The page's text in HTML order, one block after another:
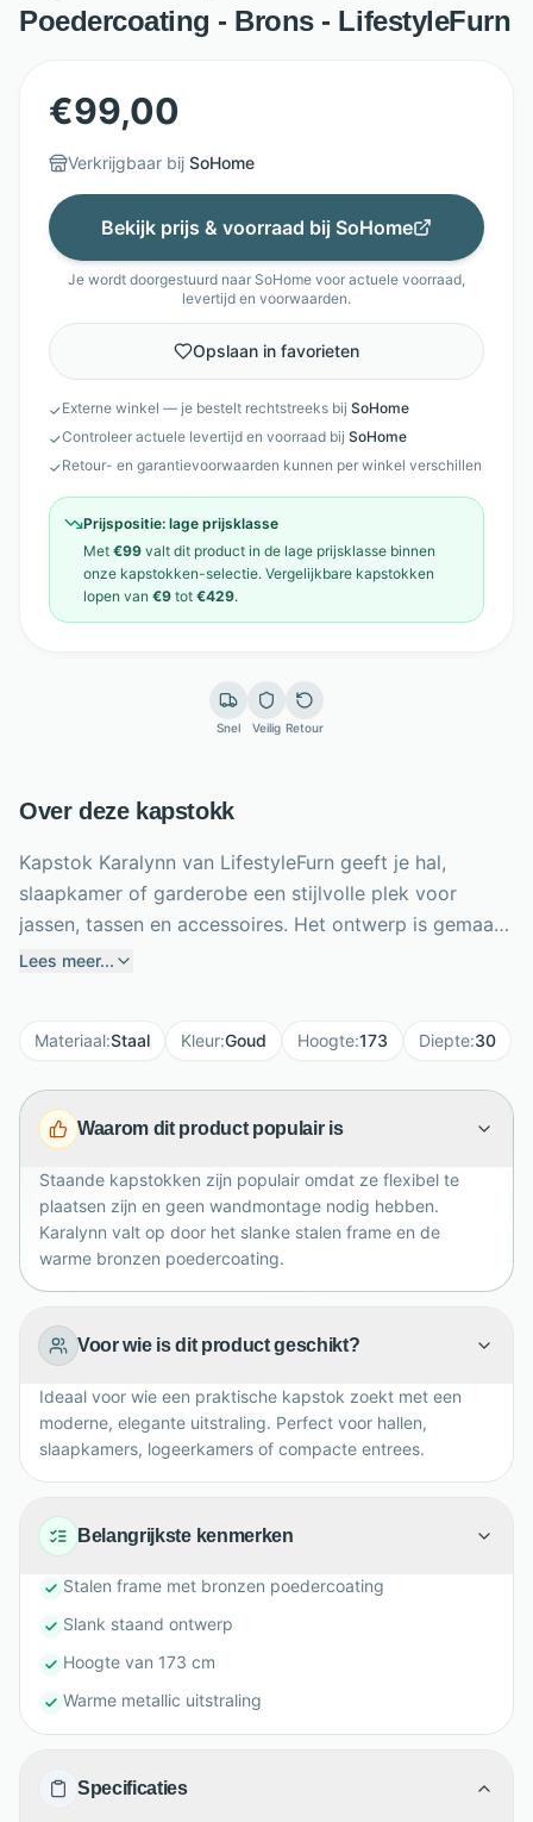
Poedercoating - Brons - LifestyleFurn
€99,00
Verkrijgbaar bij SoHome
Bekijk prijs & voorraad bij SoHome
Je wordt doorgestuurd naar SoHome voor actuele voorraad,
levertijd en voorwaarden.
Opslaan in favorieten
✓Externe winkel — je bestelt rechtstreeks bij SoHome
✓Controleer actuele levertijd en voorraad bij SoHome
✓Retour- en garantievoorwaarden kunnen per winkel verschillen
Prijspositie: lage prijsklasse
Met €99 valt dit product in de lage prijsklasse binnen
onze kapstokken-selectie. Vergelijkbare kapstokken
lopen van €9 tot €429.
Snel Veilig Retour
Over deze kapstokk
Kapstok Karalynn van LifestyleFurn geeft je hal,
slaapkamer of garderobe een stijlvolle plek voor
jassen, tassen en accessoires. Het ontwerp is gemaakt
van een stalen frame met bronzen poedercoating,
cm en diepte van 30 cm is Karalynn slank genoeg
gebruik. De bronzen afwerking maakt hem minder
hard dan zwart metaal en zorgt voor een elegante,
moderne touch. Ideaal om je entree opgeruimd,
sfeervol en uitnodigend te houden.
Lees meer...
Materiaal:Staal Kleur:Goud Hoogte:173 Diepte:30
Waarom dit product populair is
Staande kapstokken zijn populair omdat ze flexibel te
plaatsen zijn en geen wandmontage nodig hebben.
Karalynn valt op door het slanke stalen frame en de
warme bronzen poedercoating.
Voor wie is dit product geschikt?
Ideaal voor wie een praktische kapstok zoekt met een
moderne, elegante uitstraling. Perfect voor hallen,
slaapkamers, logeerkamers of compacte entrees.
Belangrijkste kenmerken
Stalen frame met bronzen poedercoating
Slank staand ontwerp
Hoogte van 173 cm
Warme metallic uitstraling
Specificaties